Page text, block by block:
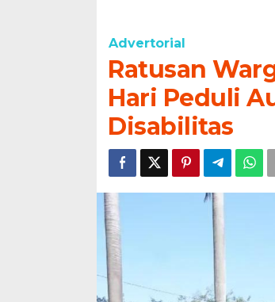
Advertorial
Ratusan
Hari Peduli
Disabilitas